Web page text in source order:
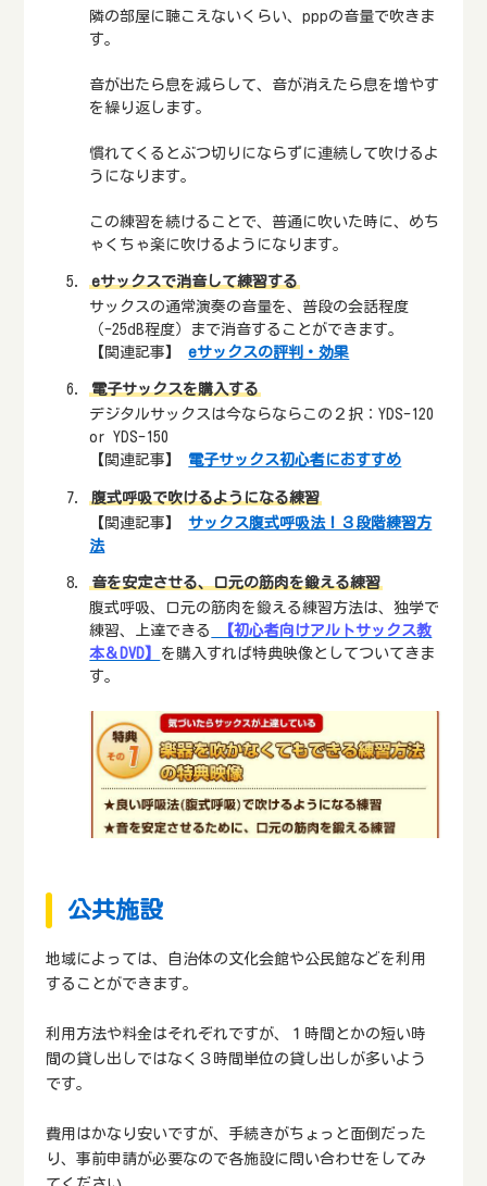
隣の部屋に聴こえないくらい、pppの音量で吹きま
す。
音が出たら息を減らして、音が消えたら息を増やす
を繰り返します。
慣れてくるとぶつ切りにならずに連続して吹けるよ
うになります。
この練習を続けることで、普通に吹いた時に、めち
ゃくちゃ楽に吹けるようになります。
eサックスで消音して練習する
サックスの通常演奏の音量を、普段の会話程度
（-25dB程度）まで消音することができます。
【関連記事】eサックスの評判・効果
電子サックスを購入する
デジタルサックスは今ならならこの２択：YDS-120
or YDS-150
【関連記事】
電子サックス初心者におすすめ
腹式呼吸で吹けるようになる練習
【関連記事】サックス腹式呼吸法！３段階練習方
法
音を安定させる、口元の筋肉を鍛える練習
腹式呼吸、口元の筋肉を鍛える練習方法は、独学で
練習、上達できる
【初心者向けアルトサックス教
本＆DVD】
を購入すれば特典映像としてついてきま
す。
公共施設
地域によっては、自治体の文化会館や公民館などを利用
することができます。
利用方法や料金はそれぞれですが、１時間とかの短い時
間の貸し出しではなく３時間単位の貸し出しが多いよう
です。
費用はかなり安いですが、手続きがちょっと面倒だった
り、事前申請が必要なので各施設に問い合わせをしてみ